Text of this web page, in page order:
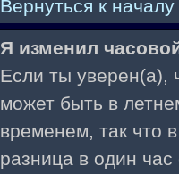
Вернуться к началу
Я изменил
Если ты уверен(а),
может быть в
временем, так что
разница в один